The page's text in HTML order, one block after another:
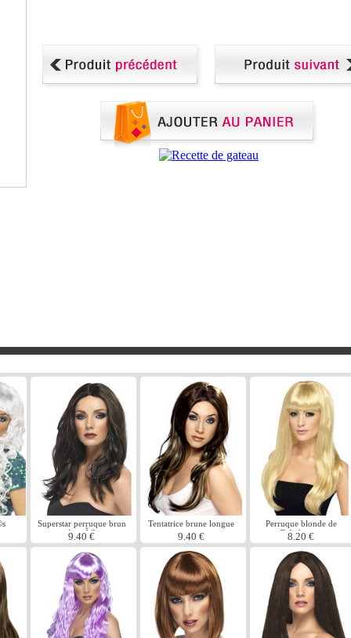
Superstar perruque brun
foncÃ©
9.40 €
Tentatrice brune longue
perruque
9.40 €
Perruque blonde de
Babelicious
8.20 €